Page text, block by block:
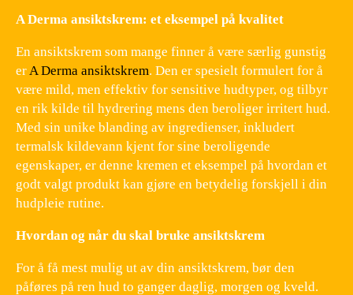
A Derma ansiktskrem: et eksempel på kvalitet
En ansiktskrem som mange finner å være særlig gunstig
er A Derma ansiktskrem. Den er spesielt formulert for å
være mild, men effektiv for sensitive hudtyper, og tilbyr
en rik kilde til hydrering mens den beroliger irritert hud.
Med sin unike blanding av ingredienser, inkludert
termalsk kildevann kjent for sine beroligende
egenskaper, er denne kremen et eksempel på hvordan et
godt valgt produkt kan gjøre en betydelig forskjell i din
hudpleie rutine.
Hvordan og når du skal bruke ansiktskrem
For å få mest mulig ut av din ansiktskrem, bør den
påføres på ren hud to ganger daglig, morgen og kveld.